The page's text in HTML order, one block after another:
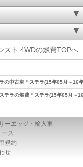
スト 4WDの燃費TOPへ
の中古車 ステラ(15年05月～16
ステラの燃費 ステラ(15年05月～
ーエッジ・輸入車
ース
規約
せ